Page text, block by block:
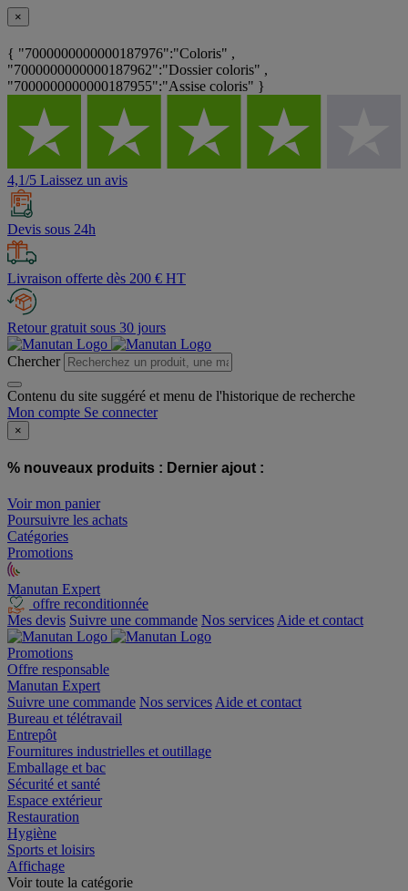
×
{ "7000000000000187976":"Coloris" ,
"7000000000000187962":"Dossier coloris" ,
"7000000000000187955":"Assise coloris" }
4,1/5 Laissez un avis
Devis sous 24h
Livraison offerte dès 200 € HT
Retour gratuit sous 30 jours
Chercher
Contenu du site suggéré et menu de l'historique de recherche
Mon compte Se connecter
×
% nouveaux produits : Dernier ajout :
Voir mon panier
Poursuivre les achats
Catégories
Promotions
Manutan Expert
offre reconditionnée
Mes devis Suivre une commande Nos services Aide et contact
Promotions
Offre responsable
Manutan Expert
Suivre une commande Nos services Aide et contact
Bureau et télétravail
Entrepôt
Fournitures industrielles et outillage
Emballage et bac
Sécurité et santé
Espace extérieur
Restauration
Hygiène
Sports et loisirs
Affichage
Voir toute la catégorie